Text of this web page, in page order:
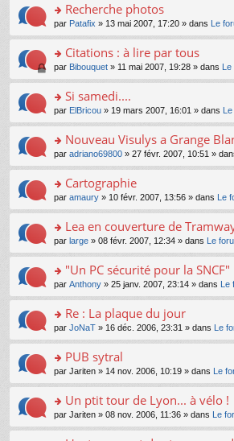
nt
s
ré
c
e
nt
le
pl
u
s
ré
c
e
nt
n
n
le
pl
u
s
ré
c
e
nt
a
g
e
n
n
le
pl
u
s
ré
c
e
nt
m
e
s
a
g
e
n
n
le
pl
u
s
ré
c
e
nt
s
ult
er
le
m
e
s
a
g
e
n
n
le
pl
u
s
ré
c
e
nt
o
n
s
ult
er
le
m
e
s
a
g
e
n
n
le
pl
u
s
ré
c
e
nt
Recherche photos
par Patafix » 13 mai 2007, 17:20 » dans Le
o
n
s
ult
er
le
m
e
s
a
g
e
n
n
le
pl
u
s
ré
c
e
nt
Citations : à lire par tous
par Bibouquet » 11 mai 2007, 19:28 » dans
o
n
s
ult
er
le
m
e
s
a
g
e
n
n
le
pl
u
s
ré
c
e
nt
Si samedi....
par ElBricou » 19 mars 2007, 16:01 » dans
o
n
s
ult
er
le
m
e
s
a
g
e
n
n
le
pl
u
s
ré
c
e
Nouveau Visulys a Grange
par adriano69800 » 27 févr. 2007, 10:51 »
o
n
s
ult
er
le
m
e
s
a
g
e
n
n
le
pl
u
s
Cartographie
par amaury » 10 févr. 2007, 13:56 » dans Le
o
n
s
ult
er
le
m
e
s
a
g
e
n
n
Lea en couverture de
par large » 08 févr. 2007, 12:34 » dans Le
o
n
s
ult
er
le
m
e
s
a
g
e
"Un PC sécurité pour la SNCF"
par Anthony » 25 janv. 2007, 23:14 » dans Le
o
n
s
ult
er
le
m
e
s
Re : La plaque du jour
par JoNaT » 16 déc. 2006, 23:31 » dans Le
o
n
s
ult
er
le
PUB sytral
par Jariten » 14 nov. 2006, 10:19 » dans Le
o
n
s
Un ptit tour de Lyon... à vélo !
par Jariten » 08 nov. 2006, 11:36 » dans Le